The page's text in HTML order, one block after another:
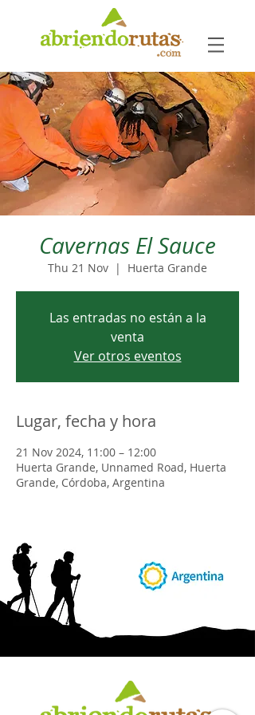
Cavernas El Sauce
Thu 21 Nov
  |
Huerta Grande
Las entradas no están a la
venta
Ver otros eventos
Lugar, fecha y hora
21 Nov 2024, 11:00 – 12:00
Huerta Grande, Unnamed Road, Huerta
Grande, Córdoba, Argentina